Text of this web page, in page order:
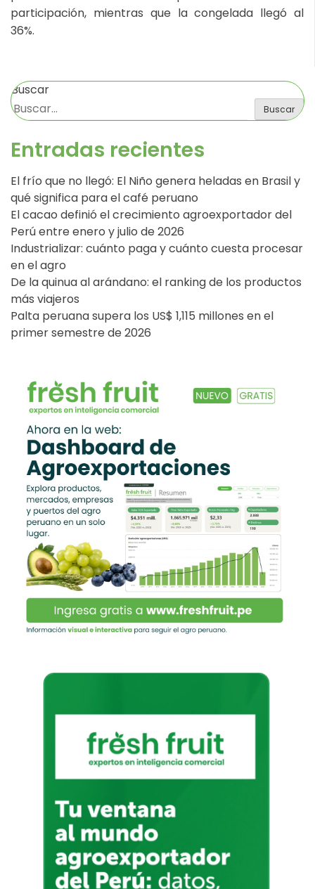
participación, mientras que la congelada llegó al
36%.
Buscar
Buscar
Entradas recientes
El frío que no llegó: El Niño genera heladas en Brasil y
qué significa para el café peruano
El cacao definió el crecimiento agroexportador del
Perú entre enero y julio de 2026
Industrializar: cuánto paga y cuánto cuesta procesar
en el agro
De la quinua al arándano: el ranking de los productos
más viajeros
Palta peruana supera los US$ 1,115 millones en el
primer semestre de 2026